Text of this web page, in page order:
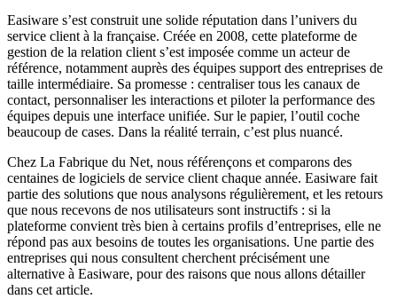
Easiware s’est construit une solide réputation dans l’univers du
service client à la française. Créée en 2008, cette plateforme de
gestion de la relation client s’est imposée comme un acteur de
référence, notamment auprès des équipes support des entreprises de
taille intermédiaire. Sa promesse : centraliser tous les canaux de
contact, personnaliser les interactions et piloter la performance des
équipes depuis une interface unifiée. Sur le papier, l’outil coche
beaucoup de cases. Dans la réalité terrain, c’est plus nuancé.
Chez La Fabrique du Net, nous référençons et comparons des
centaines de logiciels de service client chaque année. Easiware fait
partie des solutions que nous analysons régulièrement, et les retours
que nous recevons de nos utilisateurs sont instructifs : si la
plateforme convient très bien à certains profils d’entreprises, elle ne
répond pas aux besoins de toutes les organisations. Une partie des
entreprises qui nous consultent cherchent précisément une
alternative à Easiware, pour des raisons que nous allons détailler
dans cet article.